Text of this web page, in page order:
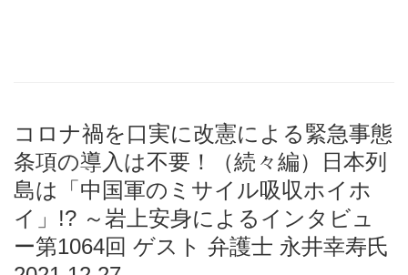
コロナ禍を口実に改憲による緊急事態
条項の導入は不要！（続々編）日本列
島は「中国軍のミサイル吸収ホイホ
イ」!? ～岩上安身によるインタビュ
ー第1064回 ゲスト 弁護士 永井幸寿氏